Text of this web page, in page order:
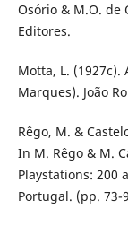
Osório & M.O. de
Editores.
Motta, L.
Marques). João
Rêgo, M. &
In M. Rêgo & M.
Playstations: 200
Portugal. (pp. 73-